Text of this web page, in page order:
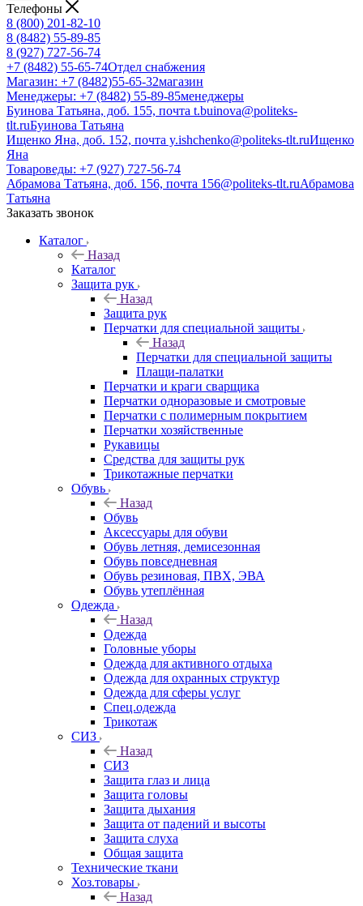
Телефоны
8 (800) 201-82-10
8 (8482) 55-89-85
8 (927) 727-56-74
+7 (8482) 55-65-74Отдел снабжения
Магазин: +7 (8482)55-65-32магазин
Менеджеры: +7 (8482) 55-89-85менеджеры
Буинова Татьяна, доб. 155, почта t.buinova@politeks-
tlt.ruБуинова Татьяна
Ищенко Яна, доб. 152, почта y.ishchenko@politeks-tlt.ruИщенко
Яна
Товароведы: +7 (927) 727-56-74
Абрамова Татьяна, доб. 156, почта 156@politeks-tlt.ruАбрамова
Татьяна
Заказать звонок
Каталог
Назад
Каталог
Защита рук
Назад
Защита рук
Перчатки для специальной защиты
Назад
Перчатки для специальной защиты
Плащи-палатки
Перчатки и краги сварщика
Перчатки одноразовые и смотровые
Перчатки с полимерным покрытием
Перчатки хозяйственные
Рукавицы
Средства для защиты рук
Трикотажные перчатки
Обувь
Назад
Обувь
Аксессуары для обуви
Обувь летняя, демисезонная
Обувь повседневная
Обувь резиновая, ПВХ, ЭВА
Обувь утеплённая
Одежда
Назад
Одежда
Головные уборы
Одежда для активного отдыха
Одежда для охранных структур
Одежда для сферы услуг
Спец.одежда
Трикотаж
СИЗ
Назад
СИЗ
Защита глаз и лица
Защита головы
Защита дыхания
Защита от падений и высоты
Защита слуха
Общая защита
Технические ткани
Хоз.товары
Назад